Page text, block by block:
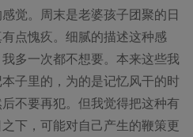
觉。周末是老婆孩子团聚的日
点愧疚。细腻的描述这种感
多一次都不想要。本来这些我
子里的，为的是记忆风干的时
不要再犯。但我觉得把这种有
下，可能对自己产生的鞭策更